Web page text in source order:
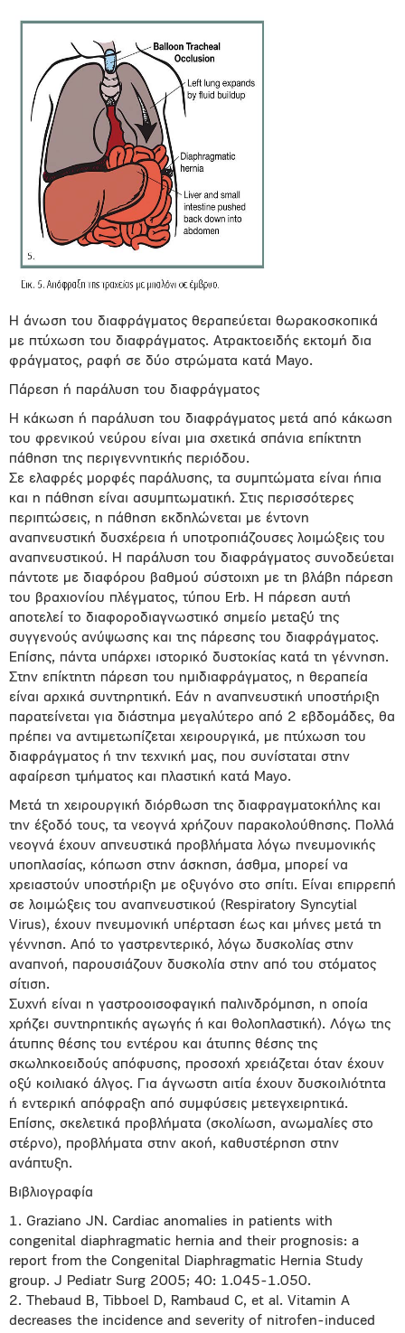
Η άνωση του διαφράγματος θεραπεύεται θωρακοσκοπικά
με πτύχωση του διαφράγματος. Ατρακτοειδής εκτομή δια
φράγματος, ραφή σε δύο στρώματα κατά Mayo.
Πάρεση ή παράλυση του διαφράγματος
Η κάκωση ή παράλυση του διαφράγματος μετά από κάκωση
του φρενικού νεύρου είναι μια σχετικά σπάνια επίκτητη
πάθηση της περιγεννητικής περιόδου.
Σε ελαφρές μορφές παράλυσης, τα συμπτώματα είναι ήπια
και η πάθηση είναι ασυμπτωματική. Στις περισσότερες
περιπτώσεις, η πάθηση εκδηλώνεται με έντονη
αναπνευστική δυσχέρεια ή υποτροπιάζουσες λοιμώξεις του
αναπνευστικού. Η παράλυση του διαφράγματος συνοδεύεται
πάντοτε με διαφόρου βαθμού σύστοιχη με τη βλάβη πάρεση
του βραχιονίου πλέγματος, τύπου Erb. Η πάρεση αυτή
αποτελεί το διαφοροδιαγνωστικό σημείο μεταξύ της
συγγενούς ανύψωσης και της πάρεσης του διαφράγματος.
Επίσης, πάντα υπάρχει ιστορικό δυστοκίας κατά τη γέννηση.
Στην επίκτητη πάρεση του ημιδιαφράγματος, η θεραπεία
είναι αρχικά συντηρητική. Εάν η αναπνευστική υποστήριξη
παρατείνεται για διάστημα μεγαλύτερο από 2 εβδομάδες, θα
πρέπει να αντιμετωπίζεται χειρουργικά, με πτύχωση του
διαφράγματος ή την τεχνική μας, που συνίσταται στην
αφαίρεση τμήματος και πλαστική κατά Mayo.
Μετά τη χειρουργική διόρθωση της διαφραγματοκήλης και
την έξοδό τους, τα νεογνά χρήζουν παρακολούθησης. Πολλά
νεογνά έχουν απνευστικά προβλήματα λόγω πνευμονικής
υποπλασίας, κόπωση στην άσκηση, άσθμα, μπορεί να
χρειαστούν υποστήριξη με οξυγόνο στο σπίτι. Είναι επιρρεπή
σε λοιμώξεις του αναπνευστικού (Respiratory Syncytial
Virus), έχουν πνευμονική υπέρταση έως και μήνες μετά τη
γέννηση. Από το γαστρεντερικό, λόγω δυσκολίας στην
αναπνοή, παρουσιάζουν δυσκολία στην από του στόματος
σίτιση.
Συχνή είναι η γαστροοισοφαγική παλινδρόμηση, η οποία
χρήζει συντηρητικής αγωγής ή και θολοπλαστική). Λόγω της
άτυπης θέσης του εντέρου και άτυπης θέσης της
σκωληκοειδούς απόφυσης, προσοχή χρειάζεται όταν έχουν
οξύ κοιλιακό άλγος. Για άγνωστη αιτία έχουν δυσκοιλιότητα
ή εντερική απόφραξη από συμφύσεις μετεγχειρητικά.
Επίσης, σκελετικά προβλήματα (σκολίωση, ανωμαλίες στο
στέρνο), προβλήματα στην ακοή, καθυστέρηση στην
ανάπτυξη.
Bιβλιογραφία
1. Graziano JN. Cardiac anomalies in patients with
congenital diaphragmatic hernia and their prognosis: a
report from the Congenital Diaphragmatic Hernia Study
group. J Pediatr Surg 2005; 40: 1.045-1.050.
2. Thebaud B, Tibboel D, Rambaud C, et al. Vitamin A
decreases the incidence and severity of nitrofen-induced